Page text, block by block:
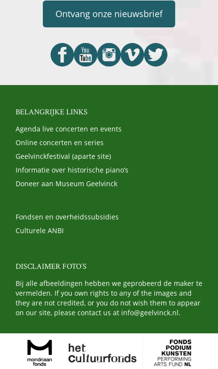
Ontvang onze nieuwsbrief
BELANGRIJKE LINKS
Agenda live concerten en events
Online concerten en series
Geelvinckfestival (aparte site)
Informatie over historische piano’s
Doneer aan Museum Geelvinck
Fondsen en overheidssubsidies
Culturele ANBI
DISCLAIMER FOTO’S
Bij alle afbeeldingen hebben we geprobeerd de maker te
vermelden. If you own rights to any of the images and
they are not credited, or you do not wish them to appear
on our site, please contact us at info@geelvinck.nl.